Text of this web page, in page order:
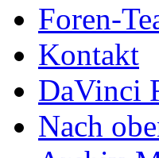
Foren-
Kontakt
DaVinci
Nach